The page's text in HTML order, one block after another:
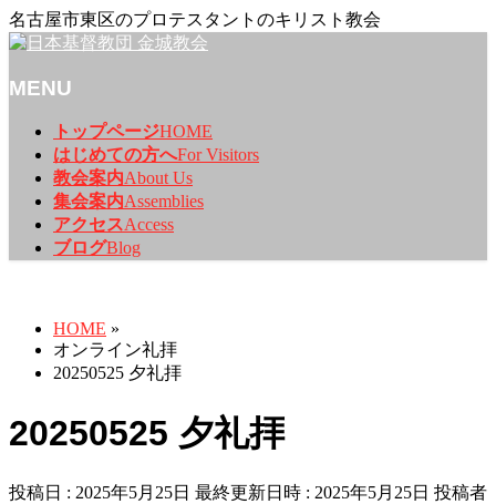
名古屋市東区のプロテスタントのキリスト教会
MENU
トップページHOME
はじめての方へFor Visitors
教会案内About Us
集会案内Assemblies
アクセスAccess
ブログBlog
HOME »
オンライン礼拝
20250525 夕礼拝
20250525 夕礼拝
投稿日 : 2025年5月25日 最終更新日時 : 2025年5月25日 投稿者